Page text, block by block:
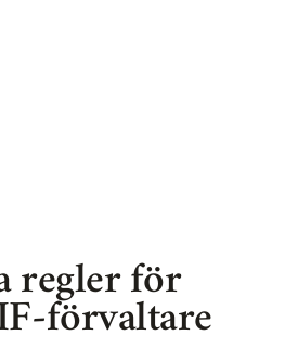
regler för
förvaltare